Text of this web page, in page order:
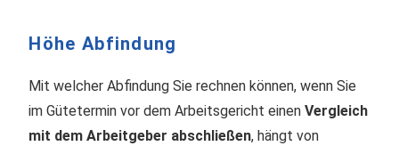
Höhe Abfindung
Mit welcher Abfindung Sie rechnen können, wenn Sie
im Gütetermin vor dem Arbeitsgericht einenVergleich
mit dem Arbeitgeber abschließen, hängt von